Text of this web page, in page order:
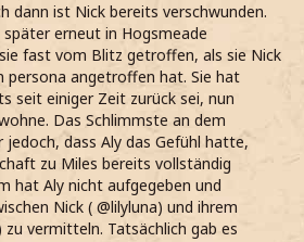
dann ist Nick bereits verschwunden.
erneut in Hogsmeade
fast vom Blitz getroffen, als sie Nick
persona angetroffen hat. Sie hat
seit einiger Zeit zurück sei, nun
Das Schlimmste an dem
dass Aly das Gefühl hatte,
zu Miles bereits vollständig
hat Aly nicht aufgegeben und
Nick ( @lilyluna) und ihrem
zu vermitteln. Tatsächlich gab es